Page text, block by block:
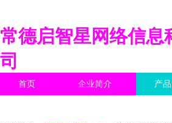
常德启智星网络信息
司
首页 企业简介 产